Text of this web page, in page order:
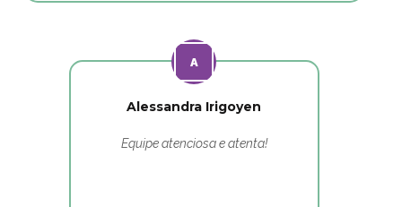
Alessandra Irigoyen
Equipe atenciosa e atenta!